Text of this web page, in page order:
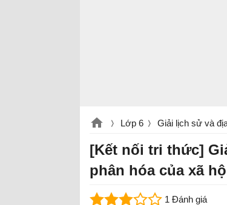
Lớp 6 Giải lịch sử và
[Kết nối tri thức]
phân hóa của xã
1 Đánh giá